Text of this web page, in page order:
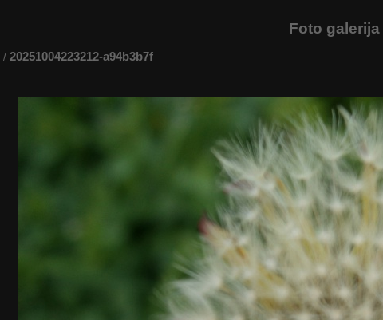
Foto galerija
/20251004223212-a94b3b7f